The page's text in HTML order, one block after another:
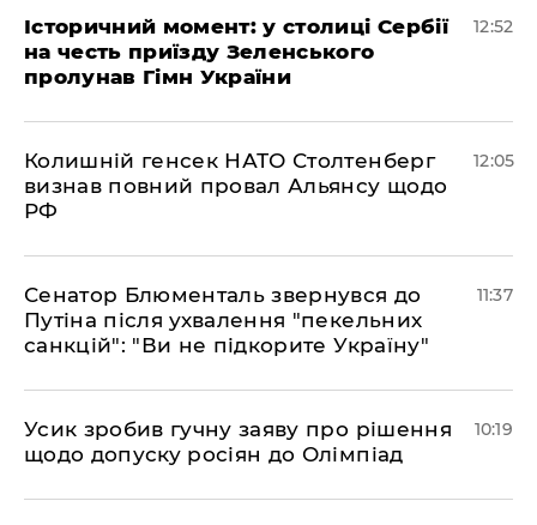
Історичний момент: у столиці Сербії
на честь приїзду Зеленського
пролунав Гімн України
12:52
Колишній генсек НАТО Столтенберг
визнав повний провал Альянсу щодо
РФ
12:05
Сенатор Блюменталь звернувся до
Путіна після ухвалення "пекельних
санкцій": "Ви не підкорите Україну"
11:37
Усик зробив гучну заяву про рішення
щодо допуску росіян до Олімпіад
10:19